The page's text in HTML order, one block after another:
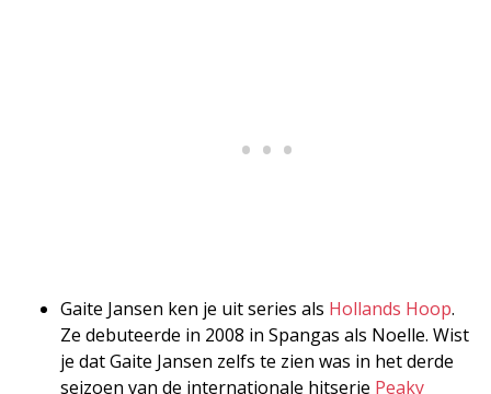
Gaite Jansen ken je uit series als Hollands Hoop.
Ze debuteerde in 2008 in Spangas als Noelle. Wist
je dat Gaite Jansen zelfs te zien was in het derde
seizoen van de internationale hitserie Peaky